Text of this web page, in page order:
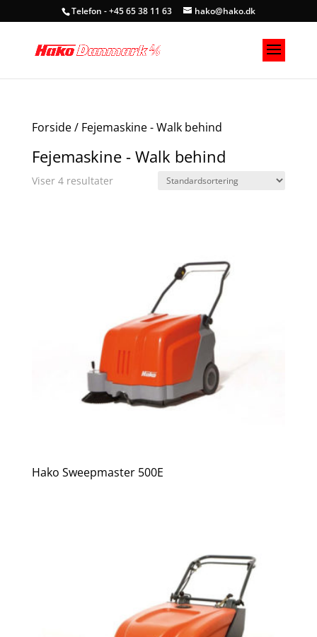
Telefon - +45 65 38 11 63 hako@hako.dk
Forside/ Fejemaskine - Walk behind
Fejemaskine - Walk behind
Viser 4 resultater
Hako Sweepmaster 500E